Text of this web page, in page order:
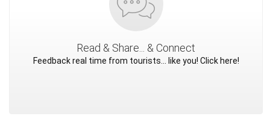
Read & Share... & Connect
Feedback real time from tourists... like you! Click here!